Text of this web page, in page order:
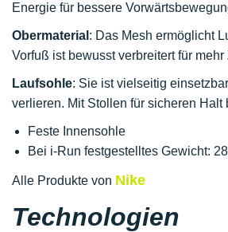
Energie für bessere
Obermaterial : Das Mesh ermöglicht
Vorfuß ist bewusst verbreitert für
Laufsohle: Sie ist vielseitig
verlieren. Mit Stollen für sicheren Halt
Feste Innensohle
Bei i-Run festgestelltes Gewicht:
Alle Produkte von Nike
Technologien